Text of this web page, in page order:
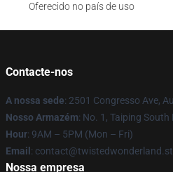
Oferecido no país de uso
Contacte-nos
A nossa sede: 2501 Congresso Ave,
Nosso Armazém: No. 1, Taiping South
Hour: 9AM – 5PM (Mon – Fri)
Email :
Nossa empresa